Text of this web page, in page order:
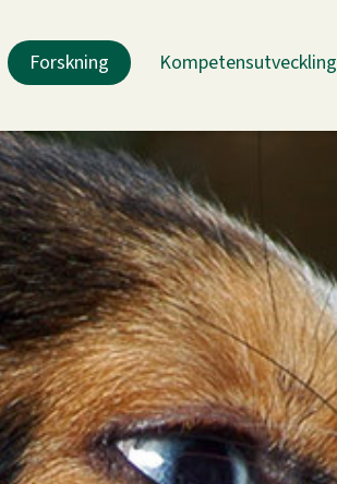
Forskning Kompetensutveckling